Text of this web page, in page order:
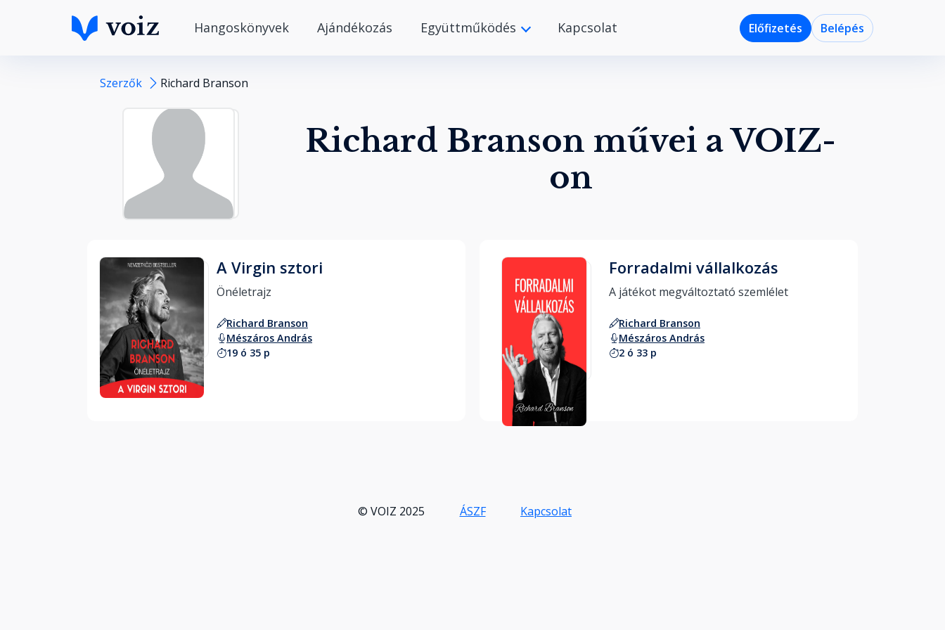
Hangoskönyvek Ajándékozás Együttműködés Kapcsolat Előfizetés Belépés
Szerzők Richard Branson
Richard Branson művei a VOIZ-
on
Hallgass bele
A Virgin sztori
Richard Branson
Mészáros András
19 ó 35 p
Hallgass bele
Forradalmi vállalkozás
Richard Branson
Mészáros András
2 ó 33 p
© VOIZ 2025 ÁSZF Kapcsolat